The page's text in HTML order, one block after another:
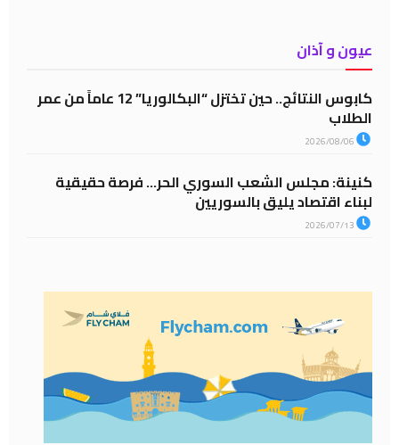
عيون و آذان
كابوس النتائج.. حين تختزل “البكالوريا” 12 عاماً من عمر
الطلاب
كنينة: مجلس الشعب السوري الحر… فرصة حقيقية
لبناء اقتصاد يليق بالسوريين